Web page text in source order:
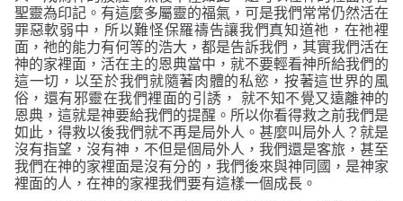
聖靈為印記。有這麼多屬靈的福氣，可是我們常常仍然活在
罪惡軟弱中，所以難怪保羅禱告讓我們真知道祂，在祂裡
面，祂的能力有何等的浩大，都是告訴我們，其實我們活在
神的家裡面，活在主的恩典當中，就不要輕看神所給我們的
這一切，以至於我們就隨著肉體的私慾，按著這世界的風
俗，還有邪靈在我們裡面的引誘，
就不知不覺又遠離神的
恩典，這就是神要給我們的提醒。所以你看得救之前我們是
如此，得救以後我們就不再是局外人。甚麼叫局外人 ？ 就是
沒有指望，沒有神，不但是個局外人，我們還是客旅，甚至
我們在神的家裡面是沒有分的，我們後來與神同國，是神家
裡面的人，在神的家裡我們要有這樣一個成長。